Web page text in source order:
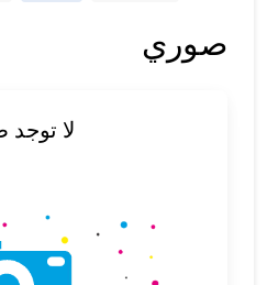
صوري
لا توجد